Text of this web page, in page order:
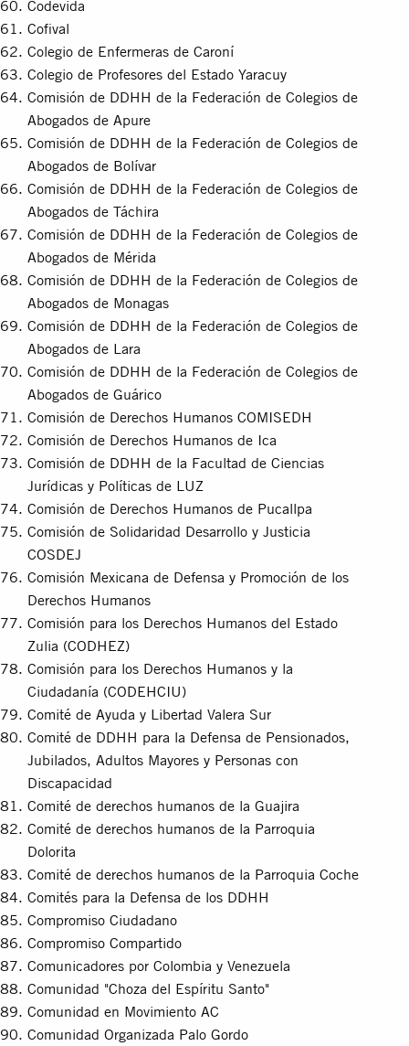
Codevida
Cofival
Colegio de Enfermeras de Caroní
Colegio de Profesores del Estado Yaracuy
Comisión de DDHH de la Federación de Colegios de
Abogados de Apure
Comisión de DDHH de la Federación de Colegios de
Abogados de Bolívar
Comisión de DDHH de la Federación de Colegios de
Abogados de Táchira
Comisión de DDHH de la Federación de Colegios de
Abogados de Mérida
Comisión de DDHH de la Federación de Colegios de
Abogados de Monagas
Comisión de DDHH de la Federación de Colegios de
Abogados de Lara
Comisión de DDHH de la Federación de Colegios de
Abogados de Guárico
Comisión de Derechos Humanos COMISEDH
Comisión de Derechos Humanos de Ica
Comisión de DDHH de la Facultad de Ciencias
Jurídicas y Políticas de LUZ
Comisión de Derechos Humanos de Pucallpa
Comisión de Solidaridad Desarrollo y Justicia
COSDEJ
Comisión Mexicana de Defensa y Promoción de los
Derechos Humanos
Comisión para los Derechos Humanos del Estado
Zulia (CODHEZ)
Comisión para los Derechos Humanos y la
Ciudadanía (CODEHCIU)
Comité de Ayuda y Libertad Valera Sur
Comité de DDHH para la Defensa de Pensionados,
Jubilados, Adultos Mayores y Personas con
Discapacidad
Comité de derechos humanos de la Guajira
Comité de derechos humanos de la Parroquia
Dolorita
Comité de derechos humanos de la Parroquia Coche
Comités para la Defensa de los DDHH
Compromiso Ciudadano
Compromiso Compartido
Comunicadores por Colombia y Venezuela
Comunidad "Choza del Espíritu Santo"
Comunidad en Movimiento AC
Comunidad Organizada Palo Gordo